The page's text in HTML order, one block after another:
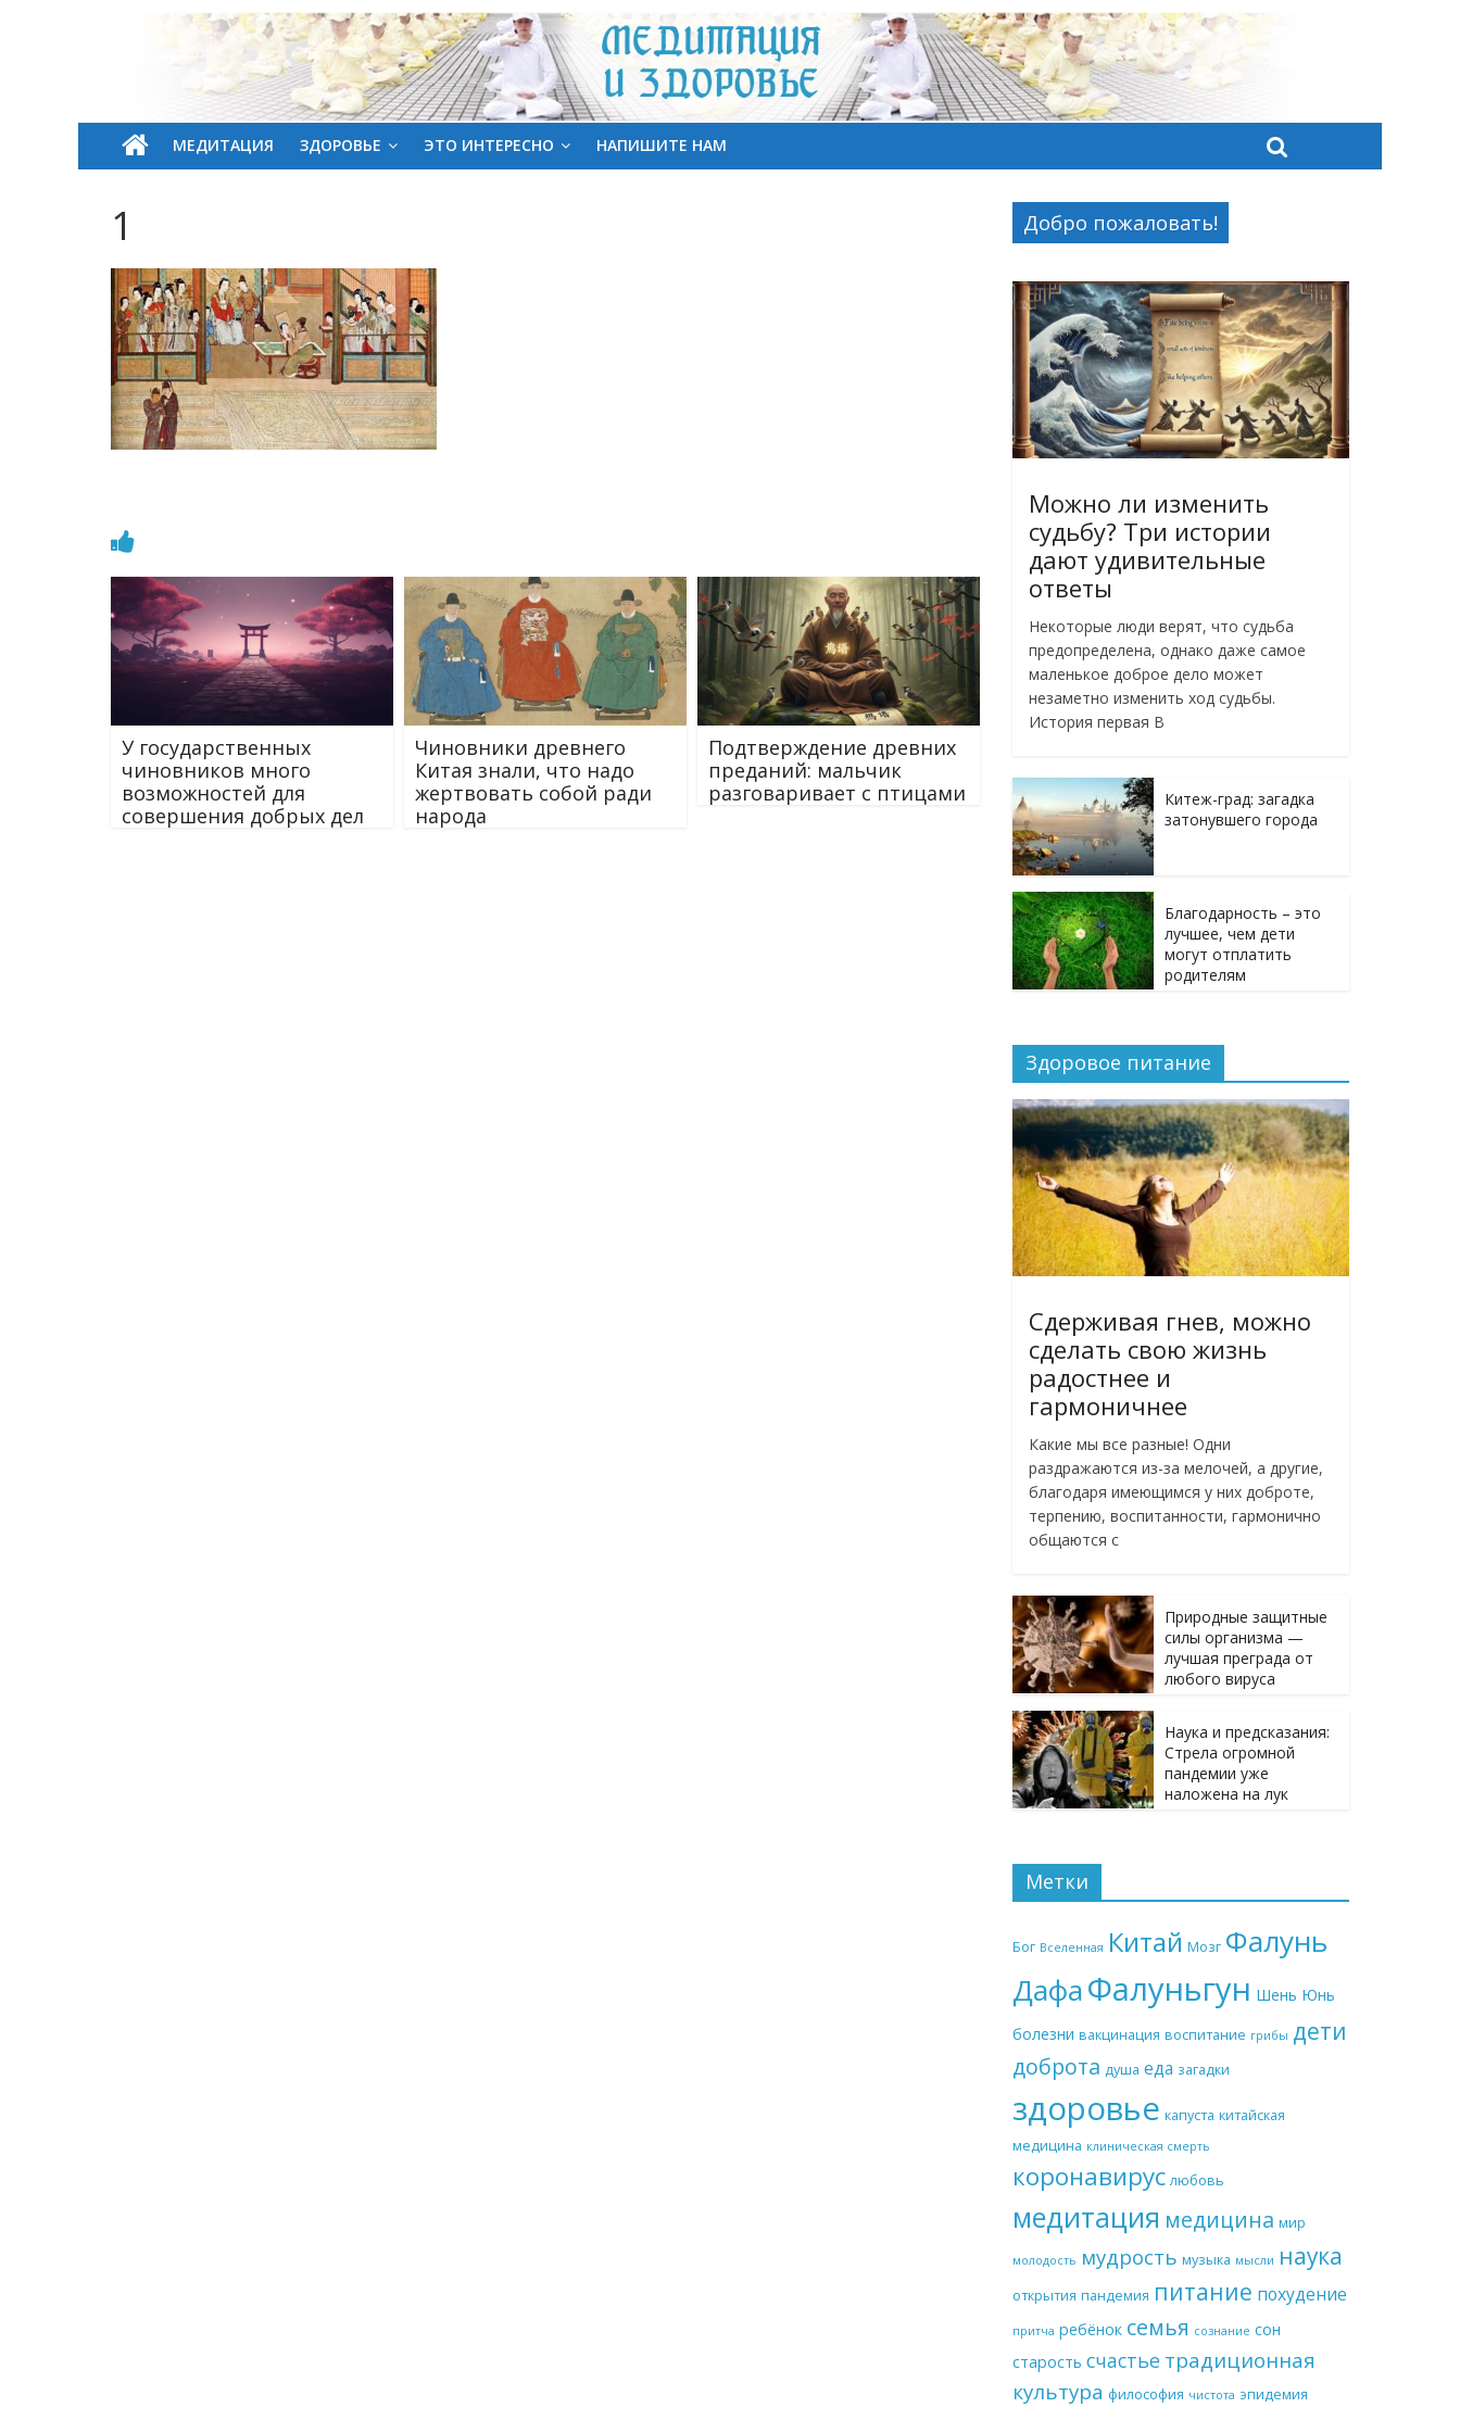
МЕДИТАЦИЯ ЗДОРОВЬЕ ЭТО ИНТЕРЕСНО НАПИШИТЕ НАМ
1
У государственных
чиновников много
возможностей для
совершения добрых дел
Чиновники древнего
Китая знали, что надо
жертвовать собой ради
народа
Подтверждение древних
преданий: мальчик
разговаривает с птицами
Добро пожаловать!
Можно ли изменить
судьбу? Три истории
дают удивительные
ответы
Некоторые люди верят, что судьба
предопределена, однако даже самое
маленькое доброе дело может
незаметно изменить ход судьбы.
История первая В
Китеж-град: загадка
затонувшего города
Благодарность – это
лучшее, чем дети
могут отплатить
родителям
Здоровое питание
Сдерживая гнев, можно
сделать свою жизнь
радостнее и
гармоничнее
Какие мы все разные! Одни
раздражаются из-за мелочей, а другие,
благодаря имеющимся у них доброте,
терпению, воспитанности, гармонично
общаются с
Природные защитные
силы организма —
лучшая преграда от
любого вируса
Наука и предсказания:
Стрела огромной
пандемии уже
наложена на лук
Метки
Бог Вселенная Китай Мозг Фалунь
ДафаФалуньгун Шень Юнь
болезни вакцинация воспитание грибы дети
доброта душа еда загадки
здоровье капуста китайская
медицина клиническая смерть
коронавирус любовь
медитация медицина мир
молодость мудрость музыка мысли наука
открытия пандемия питание похудение
притча ребёнок семья сознание сон
старость счастье традиционная
культура философия чистота эпидемия